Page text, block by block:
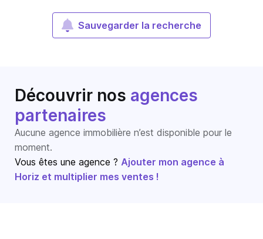
Sauvegarder la recherche
Découvrir nos agences
partenaires
Aucune agence immobilière n’est disponible pour le
moment.
Vous êtes une agence ? Ajouter mon agence à
Horiz et multiplier mes ventes !